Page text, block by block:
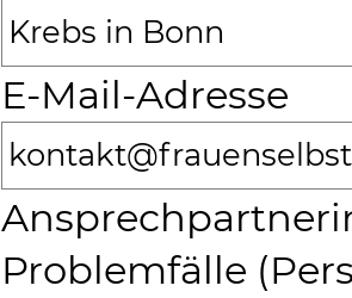
Krebs in Bonn
E-Mail-Adresse
Problemfälle